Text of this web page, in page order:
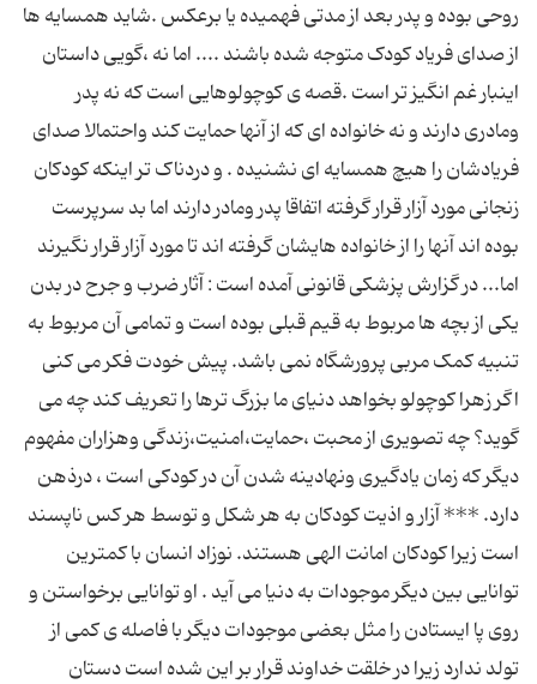
روحی بوده و پدر بعد از مدتی فهمیده یا برعکس .شاید همسایه ها
از صدای فریاد کودک متوجه شده باشند .... اما نه ،گویی داستان
اینبار غم انگیز تر است .قصه ی کوچولوهایی است که نه پدر
ومادری دارند و نه خانواده ای که از آنها حمایت کند واحتمالا صدای
فریادشان را هیچ همسایه ای نشنیده . و دردناک تر اینکه کودکان
زنجانی مورد آزار قرار گرفته اتفاقا پدر ومادر دارند اما بد سرپرست
بوده اند آنها را از خانواده هایشان گرفته اند تا مورد آزار قرار نگیرند
اما... در گزارش پزشکی قانونی آمده است : آثار ضرب و جرح در بدن
یکی از بچه ها مربوط به قیم قبلی بوده است و تمامی آن مربوط به
تنبیه کمک مربی پرورشگاه نمی باشد. پیش خودت فکر می کنی
اگر زهرا کوچولو بخواهد دنیای ما بزرگ ترها را تعریف کند چه می
گوید؟ چه تصویری از محبت ،حمایت،امنیت،زندگی وهزاران مفهوم
دیگر که زمان یادگیری ونهادینه شدن آن در کودکی است ، درذهن
دارد. *** آزار و اذیت کودکان به هر شکل و توسط هر کس ناپسند
است زیرا کودکان امانت الهی هستند. نوزاد انسان با کمترین
توانایی بین دیگر موجودات به دنیا می آید . او توانایی برخواستن و
روی پا ایستادن را مثل بعضی موجودات دیگر با فاصله ی کمی از
تولد ندارد زیرا در خلقت خداوند قرار بر این شده است دستان